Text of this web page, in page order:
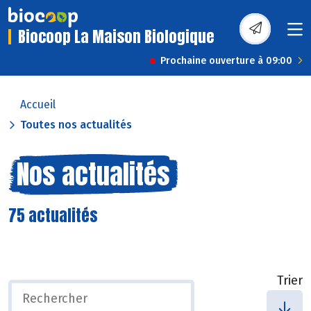
Biocoop La Maison Biologique
Prochaine ouverture à 09:00
Accueil
Toutes nos actualités
Nos actualités
75 actualités
Trier